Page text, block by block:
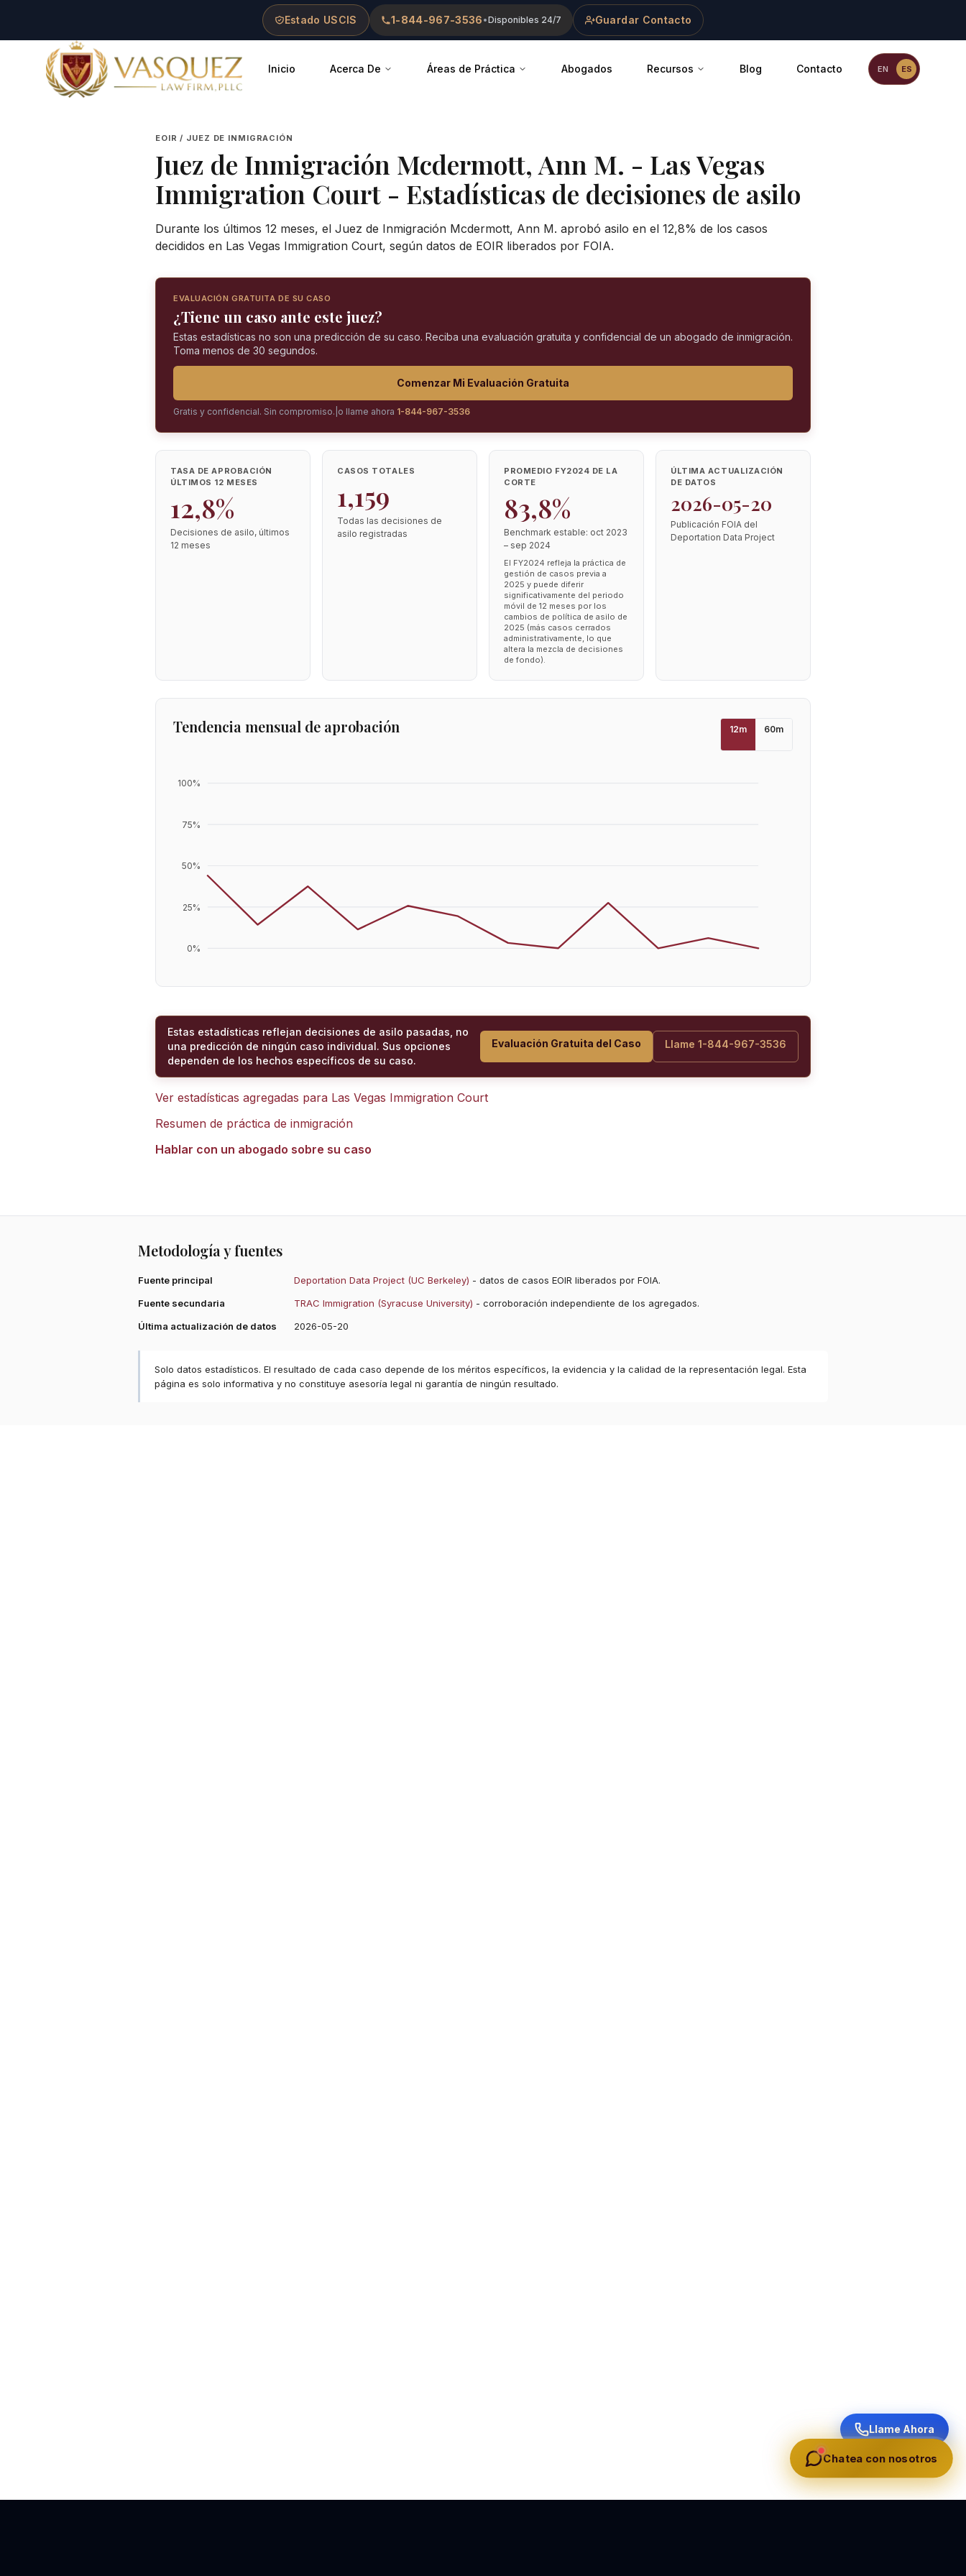
Estado USCIS 1-844-967-3536 •Disponibles 24/7 Guardar Contacto
Vasquez Law Firm - Home
Inicio Acerca De Áreas de Práctica Abogados Recursos Blog Contacto ES
EN
EOIR / JUEZ DE INMIGRACIÓN
Juez de Inmigración Mcdermott, Ann M. - Las Vegas
Immigration Court - Estadísticas de decisiones de asilo
Durante los últimos 12 meses, el Juez de Inmigración Mcdermott, Ann M. aprobó asilo en el 12,8% de los casos
decididos en Las Vegas Immigration Court, según datos de EOIR liberados por FOIA.
EVALUACIÓN GRATUITA DE SU CASO
¿Tiene un caso ante este juez?
Estas estadísticas no son una predicción de su caso. Reciba una evaluación gratuita y confidencial de un abogado de inmigración.
Toma menos de 30 segundos.
Comenzar Mi Evaluación Gratuita
Gratis y confidencial. Sin compromiso. o llame ahora 1-844-967-3536
TASA DE APROBACIÓN
ÚLTIMOS 12 MESES
12,8%
Decisiones de asilo, últimos
12 meses
CASOS TOTALES
1,159
Todas las decisiones de
asilo registradas
PROMEDIO FY2024 DE LA
CORTE
83,8%
Benchmark estable: oct 2023
– sep 2024
El FY2024 refleja la práctica de
gestión de casos previa a
2025 y puede diferir
significativamente del periodo
móvil de 12 meses por los
cambios de política de asilo de
2025 (más casos cerrados
administrativamente, lo que
altera la mezcla de decisiones
de fondo).
ÚLTIMA ACTUALIZACIÓN
DE DATOS
2026-05-20
Publicación FOIA del
Deportation Data Project
Tendencia mensual de aprobación 12m 60m
0%
25%
50%
75%
100%
Estas estadísticas reflejan decisiones de asilo pasadas, no
una predicción de ningún caso individual. Sus opciones
dependen de los hechos específicos de su caso.
Evaluación Gratuita del Caso Llame 1-844-967-3536
Ver estadísticas agregadas para Las Vegas Immigration Court
Resumen de práctica de inmigración
Hablar con un abogado sobre su caso
Metodología y fuentes
Fuente principal Deportation Data Project (UC Berkeley) - datos de casos EOIR liberados por FOIA.
Fuente secundaria
TRAC Immigration (Syracuse University) - corroboración independiente de los agregados.
Última actualización de datos
2026-05-20
Solo datos estadísticos. El resultado de cada caso depende de los méritos específicos, la evidencia y la calidad de la representación legal. Esta
página es solo informativa y no constituye asesoría legal ni garantía de ningún resultado.
Llame Ahora
Chatea con nosotros